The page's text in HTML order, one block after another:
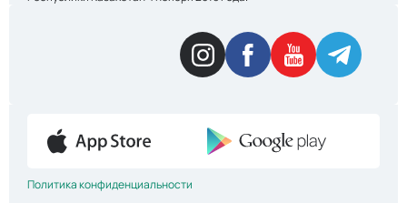
Политика конфиденциальности